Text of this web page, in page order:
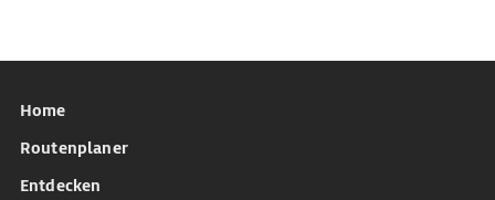
Home
Routenplaner
Entdecken